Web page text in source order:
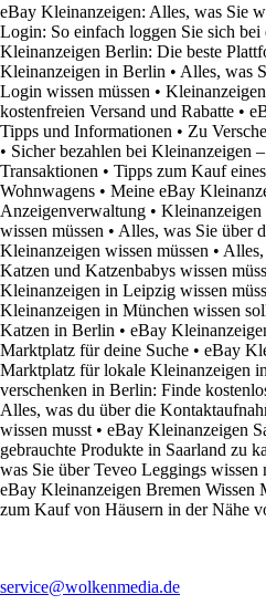
eBay Kleinanzeigen: Alles, was Sie
Login: So einfach loggen Sie sich
Kleinanzeigen Berlin: Die beste
Kleinanzeigen in Berlin • Alles, was
Login wissen müssen •
kostenfreien Versand und Rabatte •
Tipps und Informationen • Zu
• Sicher bezahlen bei Kleinanzeigen
Transaktionen • Tipps zum Kauf
Wohnwagens • Meine eBay
Anzeigenverwaltung •
wissen müssen • Alles, was Sie über
Kleinanzeigen wissen müssen •
Katzen und Katzenbabys wissen
Kleinanzeigen in Leipzig wissen
Kleinanzeigen in München wissen
Katzen in Berlin • eBay
Marktplatz für deine Suche • eBay
Marktplatz für lokale Kleinanzeigen
verschenken in Berlin: Finde
Alles, was du über die
wissen musst • eBay Kleinanzeigen
gebrauchte Produkte in Saarland zu
was Sie über Teveo Leggings wissen
eBay Kleinanzeigen Bremen Wissen
zum Kauf von Häusern in der Nähe
service@wolkenmedia.de